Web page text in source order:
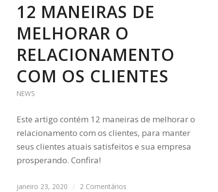
12 MANEIRAS DE
MELHORAR O
RELACIONAMENTO
COM OS CLIENTES
NEWS
Este artigo contém 12 maneiras de melhorar o
relacionamento com os clientes, para manter
seus clientes atuais satisfeitos e sua empresa
prosperando. Confira!
janeiro 23, 2020 / 2 Comentários